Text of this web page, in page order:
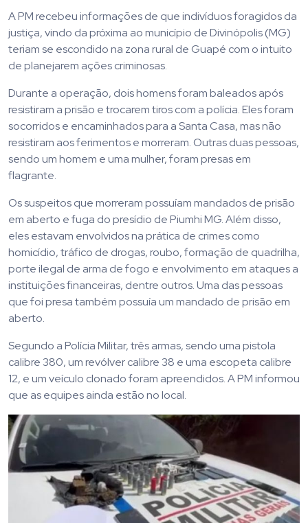
A PM recebeu informações de que indivíduos foragidos da
justiça, vindo da próxima ao município de Divinópolis (MG)
teriam se escondido na zona rural de Guapé com o intuito
de planejarem ações criminosas.
Durante a operação, dois homens foram baleados após
resistiram a prisão e trocarem tiros com a polícia. Eles foram
socorridos e encaminhados para a Santa Casa, mas não
resistiram aos ferimentos e morreram. Outras duas pessoas,
sendo um homem e uma mulher, foram presas em
flagrante.
Os suspeitos que morreram possuíam mandados de prisão
em aberto e fuga do presídio de Piumhi MG. Além disso,
eles estavam envolvidos na prática de crimes como
homicídio, tráfico de drogas, roubo, formação de quadrilha,
porte ilegal de arma de fogo e envolvimento em ataques a
instituições financeiras, dentre outros. Uma das pessoas
que foi presa também possuía um mandado de prisão em
aberto.
Segundo a Polícia Militar, três armas, sendo uma pistola
calibre 380, um revólver calibre 38 e uma escopeta calibre
12, e um veículo clonado foram apreendidos. A PM informou
que as equipes ainda estão no local.